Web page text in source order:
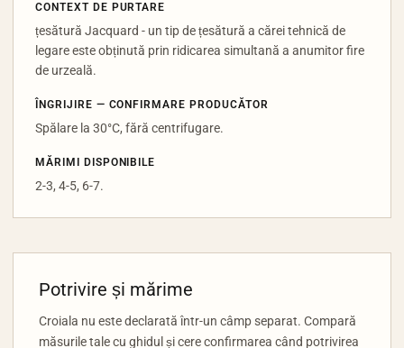
CONTEXT DE PURTARE
țesătură Jacquard - un tip de țesătură a cărei tehnică de
legare este obținută prin ridicarea simultană a anumitor fire
de urzeală.
ÎNGRIJIRE — CONFIRMARE PRODUCĂTOR
Spălare la 30°C, fără centrifugare.
MĂRIMI DISPONIBILE
2-3, 4-5, 6-7.
Potrivire și mărime
Croiala nu este declarată într-un câmp separat. Compară
măsurile tale cu ghidul și cere confirmarea când potrivirea